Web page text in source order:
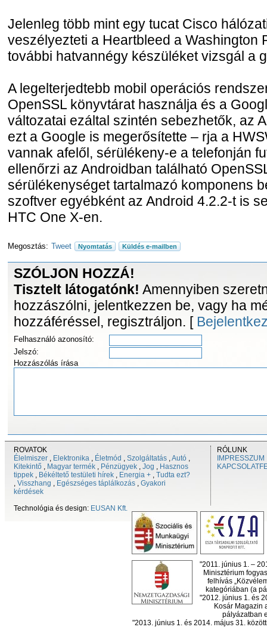
Jelenleg több mint egy tucat Cisco
veszélyezteti a Heartbleed a Washington
további hatvannégy készüléket vizsgál a
A legelterjedtebb mobil operációs
OpenSSL könyvtárat használja és a
változatai ezáltal szintén sebezhetők, az
ezt a Google is megerősítette – rja a
vannak afelől, sérülékeny-e a telefonján
ellenőrzi az Androidban található
sérülékenységet tartalmazó komponens
szoftver egyébként az Android 4.2.2-t is
HTC One X-en.
Megosztás: Tweet Nyomtatás Küldés e-mailben
SZÓLJON HOZZÁ!
Tisztelt látogatónk! Amennyiben
hozzászólni, jelentkezzen be, vagy ha
hozzáféréssel, regisztráljon. [
Felhasználó azonosító:
Jelszó:
Hozzászólás írása
ROVATOK
Élelmiszer , Elektronika , Életmód , Szolgáltatás ,Autó ,
Kitekintő , Magyar termék , Pénzügyek , Jog , Hasznos
tippek , Békéltető testületi hírek , Energia + , Tudta ezt?
, Visszhang , Egészséges táplálkozás , Gyakori
kérdések
Technológia és design: EUSAN Kft.
RÓLUNK
IMPRESSZUM
"2011. június 1. –
Minisztérium
felhívás
kategóriában (a
"2012. június 1. és
Kosár Magazin
pályázatban
"2013. június 1. és 2014. május 31.